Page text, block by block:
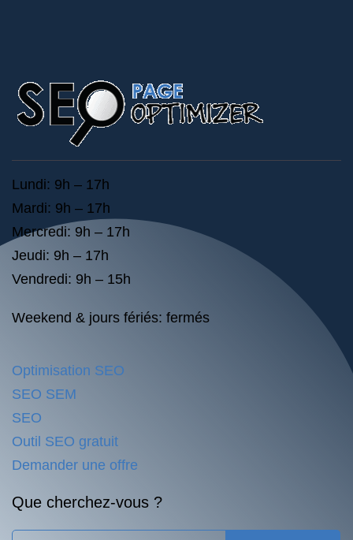
Lundi: 9h – 17h
Mardi: 9h – 17h
Mercredi: 9h – 17h
Jeudi: 9h – 17h
Vendredi: 9h – 15h
Weekend & jours fériés: fermés
Optimisation SEO
SEO SEM
SEO
Outil SEO gratuit
Demander une offre
Que cherchez-vous ?